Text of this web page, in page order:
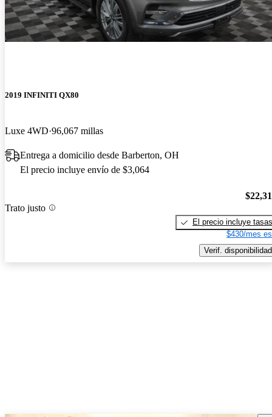
2019 INFINITI QX80
Luxe 4WD 96,067 millas
Entrega a domicilio desde Barberton, OH
El precio incluye envío de $3,064
Trato justo
El precio incluye tasas
$430/mes
Verif. disponibilidad